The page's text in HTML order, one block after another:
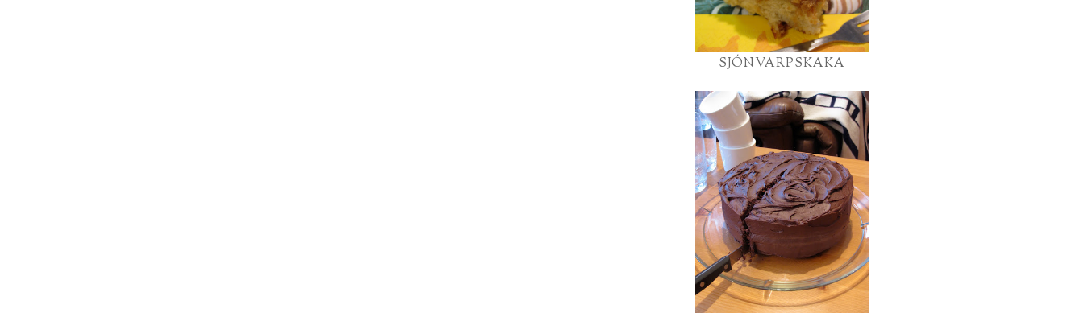
SJÓNVARPSKAKA